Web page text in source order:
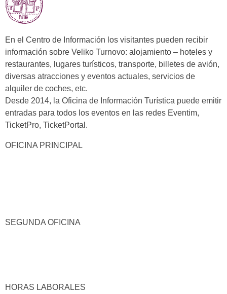
En el Centro de Información los visitantes pueden recibir
información sobre Veliko Turnovo: alojamiento – hoteles y
restaurantes, lugares turísticos, transporte, billetes de avión,
diversas atracciones y eventos actuales, servicios de
alquiler de coches, etc.
Desde 2014, la Oficina de Información Turística puede emitir
entradas para todos los eventos en las redes Eventim,
TicketPro, TicketPortal.
OFICINA PRINCIPAL
SEGUNDA OFICINA
HORAS LABORALES